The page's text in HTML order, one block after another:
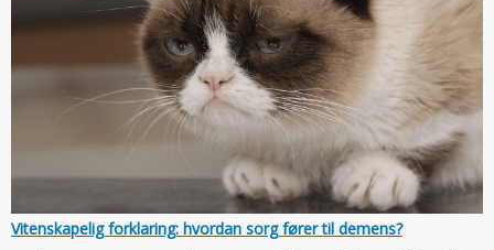
Vitenskapelig forklaring: hvordan sorg fører til demens?